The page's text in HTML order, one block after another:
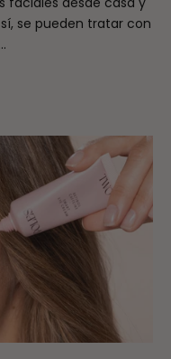
se pueden tratar con